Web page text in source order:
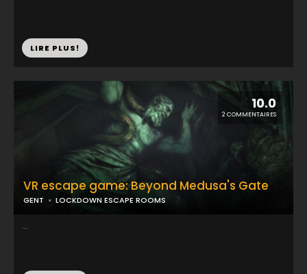
10.0
2 COMMENTAIRES
VR escape game: Beyond Medusa's Gate
GENT LOCKDOWN ESCAPE ROOMS
...
LIRE PLUS!